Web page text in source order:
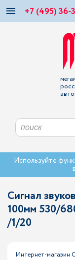
+7 (495) 36-
Используйте
Сигнал
100мм 530/
/1/20
Интернет-магазин